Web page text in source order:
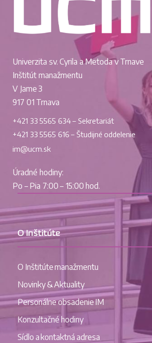
Univerzita sv. Cyrila a Metoda v Trnave
Inštitút manažmentu
V Jame 3
917 01 Trnava
+421 33 5565 634 – Sekretariát
+421 33 5565 616 – Študijné oddelenie
im@ucm.sk
Úradné hodiny:
Po – Pia 7:00 – 15:00 hod.
O Inštitúte
O Inštitúte manažmentu
Novinky & Aktuality
Personálne obsadenie IM
Konzultačné hodiny
Sídlo a kontaktná adresa